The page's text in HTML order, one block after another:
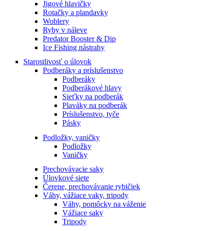
Jigové hlavičky
Rotačky a plandavky
Woblery
Ryby v náleve
Predator Booster & Dip
Ice Fishing nástrahy
Starostlivosť o úlovok
Podberáky a príslušenstvo
Podberáky
Podberákové hlavy
Sieťky na podberák
Plaváky na podberák
Príslušenstvo, tyče
Pásky
Podložky, vaničky
Podložky
Vaničky
Prechovávacie saky
Úlovkové siete
Čerene, prechovávanie rybičiek
Váhy, vážiace vaky, tripody
Váhy, pomôcky na váženie
Vážiace saky
Tripody